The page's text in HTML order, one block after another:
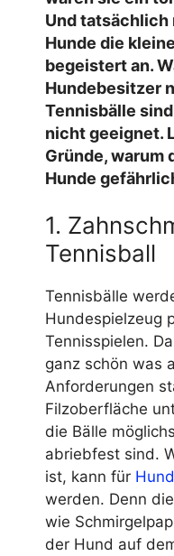
Und tatsächlich
Hunde die
begeistert an.
Hundebesitzer
Tennisbälle
nicht geeignet.
Gründe, warum
Hunde
1.
Tennisball
Tennisbälle
Hundespielzeug
Tennisspielen.
ganz schön was
Anforderungen
Filzoberfläche
die Bälle
abriebfest sind.
ist, kann für
werden. Denn
wie
der Hund auf